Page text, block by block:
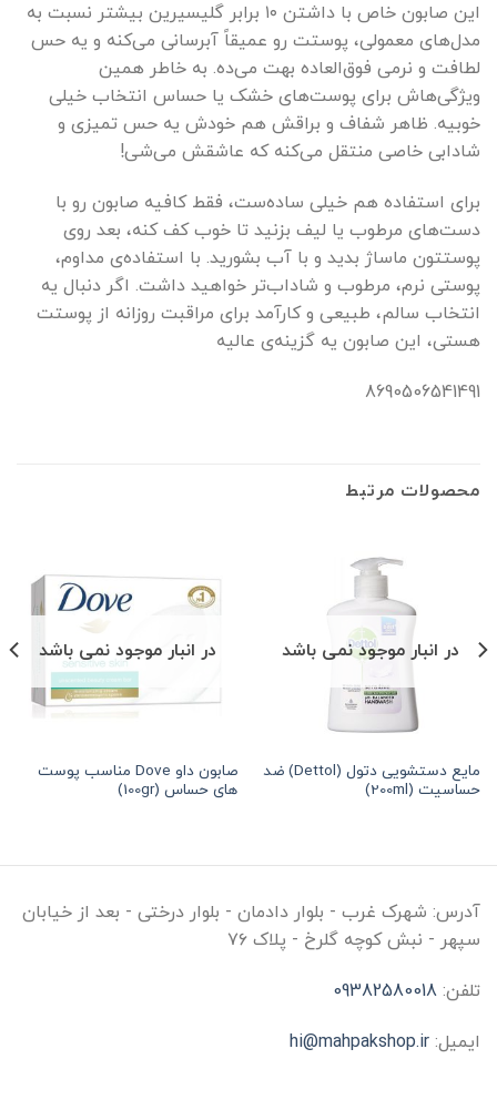
این صابون خاص با داشتن ۱۰ برابر گلیسیرین بیشتر نسبت به
مدل‌های معمولی، پوستت رو عمیقاً آبرسانی می‌کنه و یه حس
لطافت و نرمی فوق‌العاده بهت می‌ده. به خاطر همین
ویژگی‌هاش برای پوست‌های خشک یا حساس انتخاب خیلی
خوبیه. ظاهر شفاف و براقش هم خودش یه حس تمیزی و
شادابی خاصی منتقل می‌کنه که عاشقش می‌شی!
برای استفاده هم خیلی ساده‌ست، فقط کافیه صابون رو با
دست‌های مرطوب یا لیف بزنید تا خوب کف کنه، بعد روی
پوستتون ماساژ بدید و با آب بشورید. با استفاده‌ی مداوم،
پوستی نرم، مرطوب و شاداب‌تر خواهید داشت. اگر دنبال یه
انتخاب سالم، طبیعی و کارآمد برای مراقبت روزانه از پوستت
هستی، این صابون یه گزینه‌ی عالیه
8690506541491
محصولات مرتبط
در انبار موجود نمی باشد
مایع دستشویی دتول (Dettol) ضد
حساسیت (200ml)
در انبار موجود نمی باشد
صابون داو Dove مناسب پوست
های حساس (100gr)
آدرس: شهرک غرب - بلوار دادمان - بلوار درختی - بعد از خیابان
سپهر - نبش کوچه گلرخ - پلاک ۷۶
تلفن: 09382580018
ایمیل: hi@mahpakshop.ir